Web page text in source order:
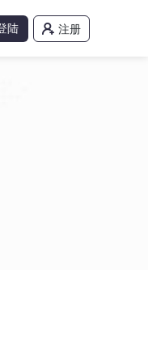
陆 注册